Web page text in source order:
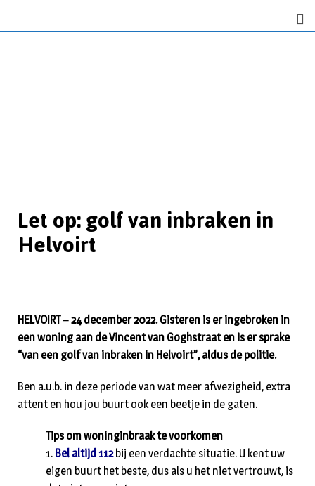
Let op: golf van inbraken in
Helvoirt
HELVOIRT – 24 december 2022. Gisteren is er ingebroken in
een woning aan de Vincent van Goghstraat en is er sprake
“van een golf van inbraken in Helvoirt”, aldus de politie.
Ben a.u.b. in deze periode van wat meer afwezigheid, extra
attent en hou jou buurt ook een beetje in de gaten.
Tips om woninginbraak te voorkomen
1. Bel altijd 112bij een verdachte situatie. U kent uw
eigen buurt het beste, dus als u het niet vertrouwt, is